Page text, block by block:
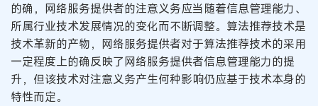
的确，网络服务提供者的注意义务应当随着信息管理能力、
所属行业技术发展情况的变化而不断调整。算法推荐技术是
技术革新的产物，网络服务提供者对于算法推荐技术的采用
一定程度上的确反映了网络服务提供者信息管理能力的提
升，但该技术对注意义务产生何种影响仍应基于技术本身的
特性而定。